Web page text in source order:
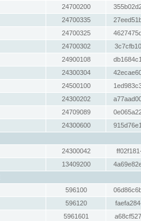
24700200
24700335
24700325
24700302
24900108
24300304
24500100
24300202
24709089
24300600
24300042
13409200
596100
596120
5961601